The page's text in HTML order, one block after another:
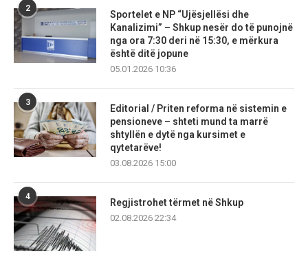
2
Sportelet e NP “Ujësjellësi dhe
Kanalizimi” – Shkup nesër do të punojnë
nga ora 7:30 deri në 15:30, e mërkura
është ditë jopune
05.01.2026 10:36
3
Editorial / Priten reforma në sistemin e
pensioneve – shteti mund ta marrë
shtyllën e dytë nga kursimet e
qytetarëve!
03.08.2026 15:00
4
Regjistrohet tërmet në Shkup
02.08.2026 22:34